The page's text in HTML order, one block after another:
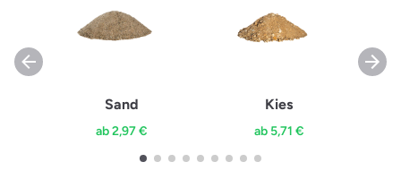
Sand
ab 2,97 €
Kies
ab 5,71 €